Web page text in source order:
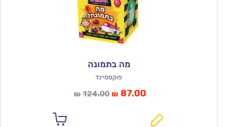
מה בתמונה
פוקסמיינד
₪ 124.00המחיר
₪ 87.00המחיר
הוא: